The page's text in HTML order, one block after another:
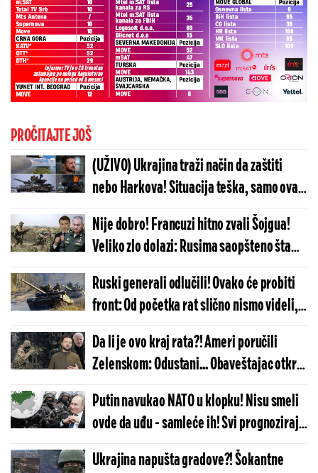
PROČITAJTE JOŠ
(UŽIVO) Ukrajina traži način da zaštiti
nebo Harkova! Situacija teška, samo ovaj
PVO može da pomogne
Nije dobro! Francuzi hitno zvali Šojgua!
Veliko zlo dolazi: Rusima saopšteno šta
moraju da urade, ako odbiju...
Ruski generali odlučili! Ovako će probiti
front: Od početka rat slično nismo videli,
strah i panika se šire Ukrajinom!
Da li je ovo kraj rata?! Ameri poručili
Zelenskom: Odustani... Obaveštajac otkrio
šokantne detalje!
Putin navukao NATO u klopku! Nisu smeli
ovde da uđu - samleće ih! Svi prognoziraju
težak poraz Alijanse!
Ukrajina napušta gradove?! Šokantne